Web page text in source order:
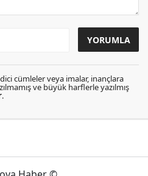
cümleler veya imalar, inançlara
ve büyük harflerle yazılmış
.